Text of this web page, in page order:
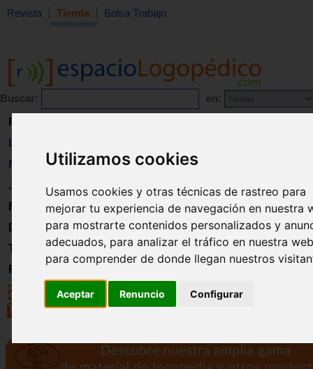
Utilizamos cookies
Usamos cookies y otras técnicas de rastreo para
mejorar tu experiencia de navegación en nuestra
para mostrarte contenidos personalizados y
adecuados, para analizar el tráfico en nuestra
para comprender de donde llegan nuestros
Aceptar Renuncio Configurar
Revista Tienda Bolsa Trabajo
Buscar: en:
Revista
Libros
Material
Juguetes
Formación
Directorio
Trabajo
Registro